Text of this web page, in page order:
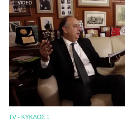
VIDEO
TV - ΚΥΚΛΟΣ 1